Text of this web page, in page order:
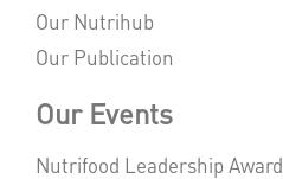
Our Nutrihub
Our Publication
Our Events
Nutrifood Leadership Award